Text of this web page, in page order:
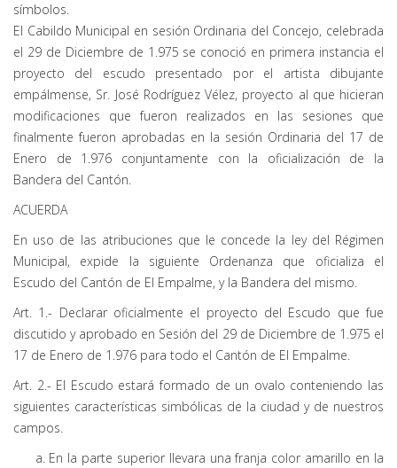
símbolos.
El Cabildo Municipal en sesión Ordinaria del Concejo, celebrada
el 29 de Diciembre de 1.975 se conoció en primera instancia el
proyecto del escudo presentado por el artista dibujante
empálmense, Sr. José Rodríguez Vélez, proyecto al que hicieran
modificaciones que fueron realizados en las sesiones que
finalmente fueron aprobadas en la sesión Ordinaria del 17 de
Enero de 1.976 conjuntamente con la oficialización de la
Bandera del Cantón.
ACUERDA
En uso de las atribuciones que le concede la ley del Régimen
Municipal, expide la siguiente Ordenanza que oficializa el
Escudo del Cantón de El Empalme, y la Bandera del mismo.
Art. 1.- Declarar oficialmente el proyecto del Escudo que fue
discutido y aprobado en Sesión del 29 de Diciembre de 1.975 el
17 de Enero de 1.976 para todo el Cantón de El Empalme.
Art. 2.- El Escudo estará formado de un ovalo conteniendo las
siguientes características simbólicas de la ciudad y de nuestros
campos.
En la parte superior llevara una franja color amarillo en la